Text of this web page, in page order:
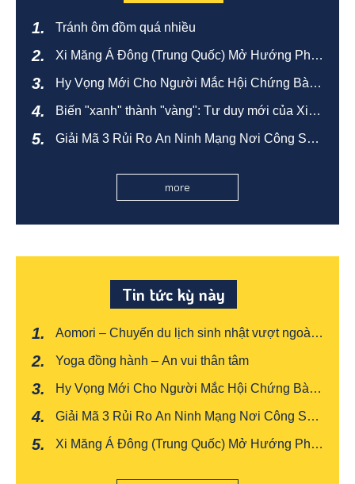
Tránh ôm đồm quá nhiều
Xi Măng Á Đông (Trung Quốc) Mở Hướng Phát
Hy Vọng Mới Cho Người Mắc Hội Chứng Bàng
Biến "xanh" thành "vàng": Tư duy mới của Xi
Giải Mã 3 Rủi Ro An Ninh Mạng Nơi Công Sở:
more
Tin tức kỳ này
Aomori – Chuyến du lịch sinh nhật vượt ngoài
Yoga đồng hành – An vui thân tâm
Hy Vọng Mới Cho Người Mắc Hội Chứng Bàng
Giải Mã 3 Rủi Ro An Ninh Mạng Nơi Công Sở:
Xây Dựng "Phong Thủy" Bảo Mật Cho Văn
Phòng
Xi Măng Á Đông (Trung Quốc) Mở Hướng Phát